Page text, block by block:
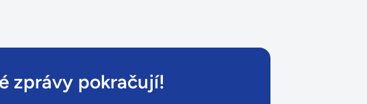
zprávy pokračují!